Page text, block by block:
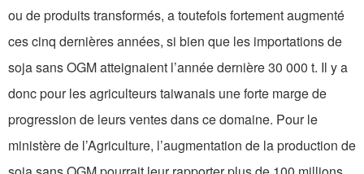
ou de produits transformés, a toutefois fortement augmenté
ces cinq dernières années, si bien que les importations de
soja sans OGM atteignaient l’année dernière 30 000 t. Il y a
donc pour les agriculteurs taiwanais une forte marge de
progression de leurs ventes dans ce domaine. Pour le
ministère de l’Agriculture, l’augmentation de la production de